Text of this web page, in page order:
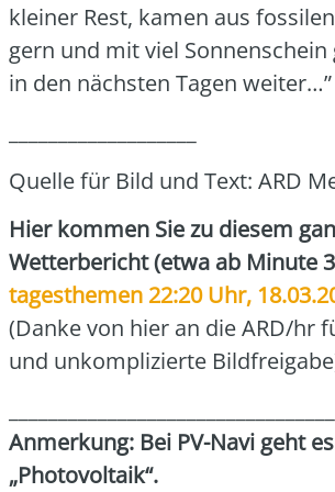
klei­ner Rest, kamen aus
gern und mit viel Son­nen­schein
in den nächs­ten Tagen wei­ter…”
Quel­le für Bild und Text: ARD
Hier kom­men Sie zu die­sem
Wet­ter­be­richt (etwa ab Minu­te
tages­the­men 22:20 Uhr,
(Dan­ke von hier an die ARD/hr
und unkom­pli­zier­te
Anmer­kung: Bei PV-Navi geht
„Pho­to­vol­ta­ik“.